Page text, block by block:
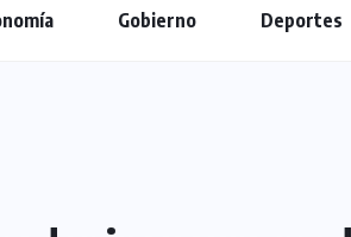
Gobierno Deportes